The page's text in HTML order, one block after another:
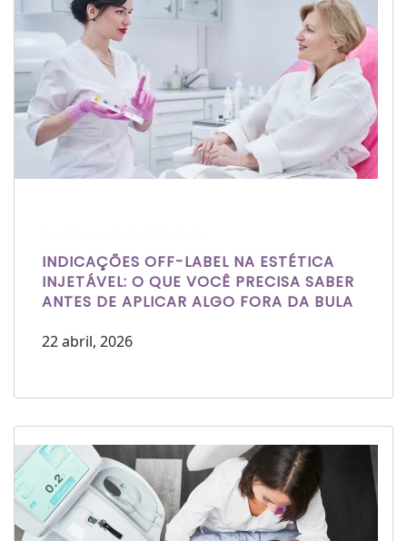
INDICAÇÕES OFF-LABEL NA ESTÉTICA
INJETÁVEL: O QUE VOCÊ PRECISA SABER
ANTES DE APLICAR ALGO FORA DA BULA
22 abril, 2026